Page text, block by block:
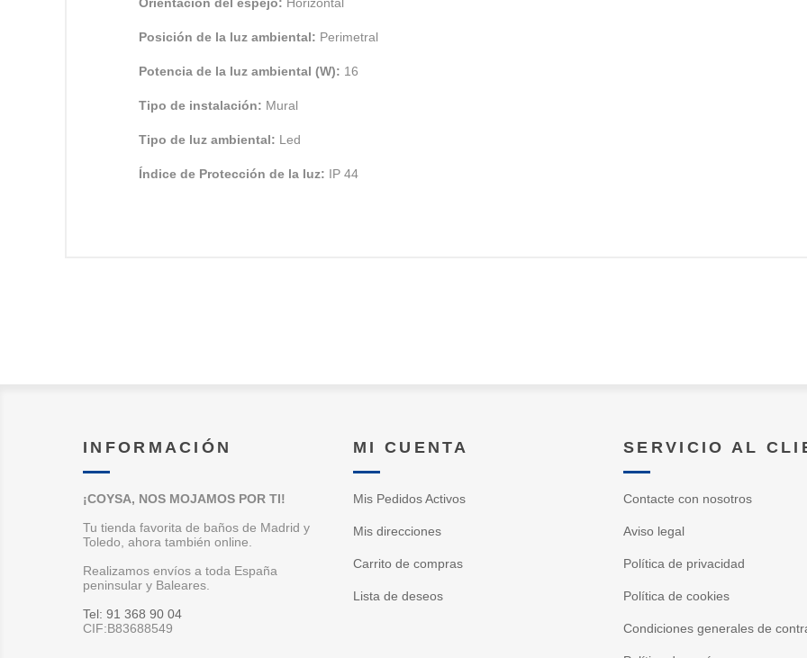
Posición de la luz ambiental: Perimetral
Potencia de la luz ambiental (W): 16
Tipo de instalación: Mural
Tipo de luz ambiental: Led
Índice de Protección de la luz: IP 44
INFORMACIÓN
¡COYSA, NOS MOJAMOS POR TI!
Tu tienda favorita de baños de Madrid y
Toledo, ahora también online.
Realizamos envíos a toda España
peninsular y Baleares.
Tel: 91 368 90 04
CIF:B83688549
MI CUENTA
Mis Pedidos Activos
Mis direcciones
Carrito de compras
Lista de deseos
SERVICIO AL
Contacte con nosotros
Aviso legal
Política de privacidad
Política de cookies
Condiciones generales de